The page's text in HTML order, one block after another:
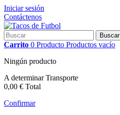
Iniciar sesión
Contáctenos
Buscar
Carrito 0 Producto Productos vacío
Ningún producto
A determinarTransporte
0,00 € Total
Confirmar